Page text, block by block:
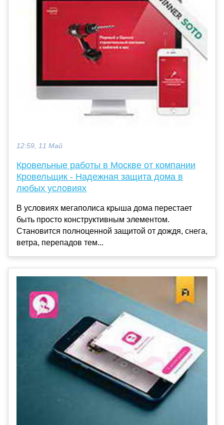
12:59, 11 Май
Кровельные работы в Москве от компании
Кровельщик - Надежная защита дома в
любых условиях
В условиях мегаполиса крыша дома перестает
быть просто конструктивным элементом.
Становится полноценной защитой от дождя, снега,
ветра, перепадов тем...